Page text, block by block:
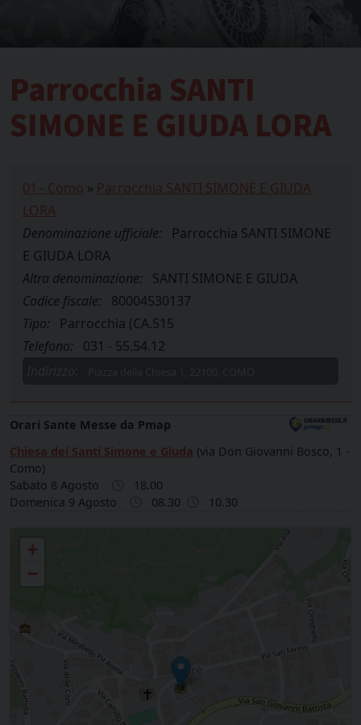
Parrocchia SANTI
SIMONE E GIUDA LORA
01 - Como » Parrocchia SANTI SIMONE E GIUDA
LORA
Denominazione ufficiale:
Parrocchia SANTI SIMONE
E GIUDA LORA
Altra denominazione:
SANTI SIMONE E GIUDA
Codice fiscale:
80004530137
Tipo:
Parrocchia (CA.515
Telefono:
031 - 55.54.12
Orari Sante Messe da Pmap
Chiesa dei Santi Simone e Giuda (via Don Giovanni Bosco, 1 -
Como)
Sabato 8 Agosto
18.00
Domenica 9 Agosto
08.30 10.30
+
−